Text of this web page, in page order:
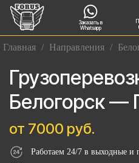
Заказать в
Whatsapp
Главная / Направления /
Белогорск —
от 7000 руб.
Работаем 24/7 в выходные и